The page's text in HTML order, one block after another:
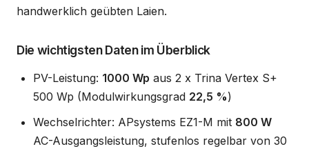
handwerklich geübten Laien.
Die wichtigsten Daten im Überblick
PV-Leistung: 1000 Wp aus 2 x Trina Vertex S+
500 Wp (Modulwirkungsgrad 22,5 %)
Wechselrichter: APsystems EZ1-M mit 800 W
AC-Ausgangsleistung, stufenlos regelbar von 30